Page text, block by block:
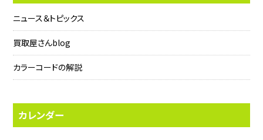
ニュース＆トピックス
買取屋さんblog
カラーコードの解説
カレンダー